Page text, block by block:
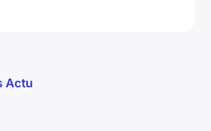
Actu